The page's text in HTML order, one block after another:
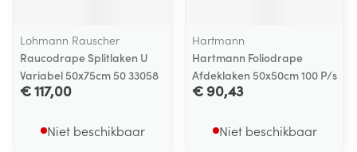
Lohmann Rauscher
Raucodrape Splitlaken U
Variabel 50x75cm 50 33058
€ 117,00
Niet beschikbaar
Hartmann
Hartmann Foliodrape
Afdeklaken 50x50cm 100 P/s
€ 90,43
Niet beschikbaar